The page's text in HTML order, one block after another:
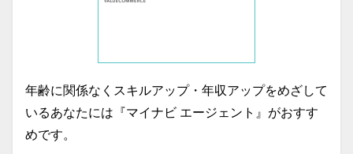
年齢に関係なくスキルアップ・年収アップをめざして
いるあなたには『マイナビ エージェント』がおすす
めです。